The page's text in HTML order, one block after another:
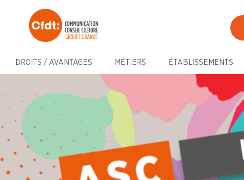
DROITS / AVANTAGES MÉTIERS ÉTABLISSEMENTS